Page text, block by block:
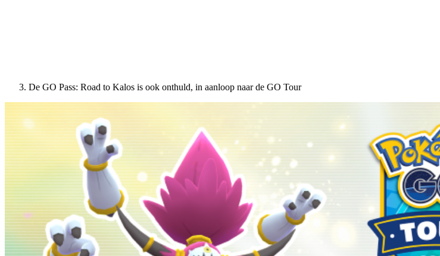
De GO Pass: Road to Kalos is ook onthuld, in aanloop naar de GO Tour